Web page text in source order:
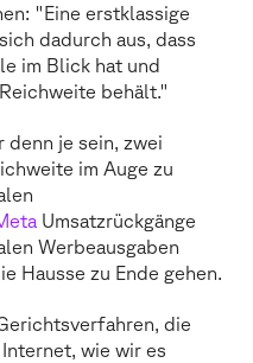
"Eine erstklassige
dadurch aus, dass
im Blick hat und
behält."
denn je sein, zwei
im Auge zu
Umsatzrückgänge
Werbeausgaben
Hausse zu Ende gehen.
die
wie wir es